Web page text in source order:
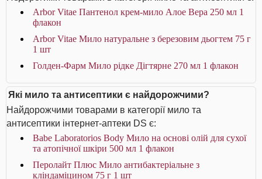
Arbor Vitae Пантенол крем-мило Алое Вера 250 мл 1
флакон
Arbor Vitae Мило натуральне з березовим дьогтем 75 г
1 шт
Голден-Фарм Мило рідке Дігтярне 270 мл 1 флакон
Які мило та антисептики є найдорожчими?
Найдорожчими товарами в категорії мило та
антисептики інтернет-аптеки DS є:
Babe Laboratorios Body Мило на основі олій для сухої
та атопічної шкіри 500 мл 1 флакон
Перолайт Плюс Мило антибактеріальне з
кліндаміцином 75 г 1 шт